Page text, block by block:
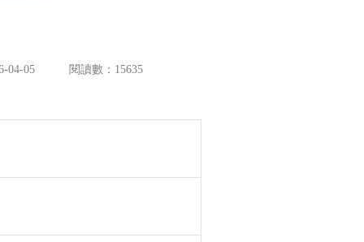
04-05 閱讀數：15635